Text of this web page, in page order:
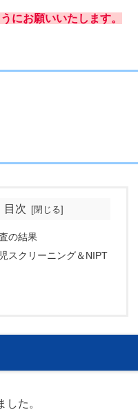
にお願いいたします。
目次
の結果
スクリーニング＆NIPT
た。